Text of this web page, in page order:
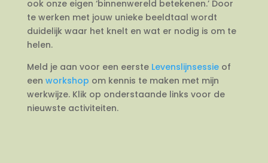
ook onze eigen ‘binnenwereld betekenen.’ Door
te werken met jouw unieke beeldtaal wordt
duidelijk waar het knelt en wat er nodig is om te
helen.
Meld je aan voor een eerste Levenslijnsessieof
een workshop om kennis te maken met mijn
werkwijze. Klik op onderstaande links voor de
nieuwste activiteiten.